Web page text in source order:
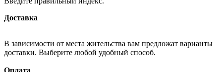
Доставка
В зависимости от места жительства вам предложат варианты
доставки. Выберите любой удобный способ.